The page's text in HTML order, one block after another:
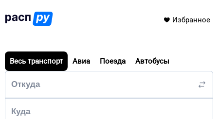
Избранное
Весь транспорт Авиа Поезда Автобусы